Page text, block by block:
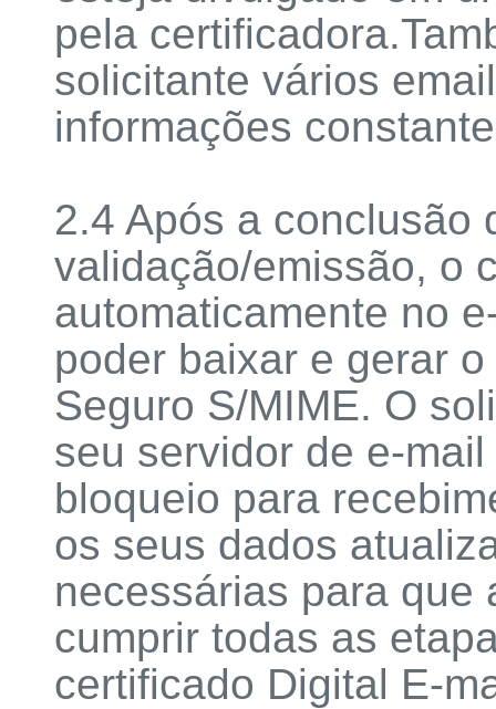
pela
solicitante vários
informações
2.4 Após a conclusão
validação/emissão, o
automaticamente no
poder baixar e gerar
Seguro S/MIME. O
seu servidor de e-
bloqueio para
os seus dados
necessárias para que
cumprir todas as
certificado Digital E-